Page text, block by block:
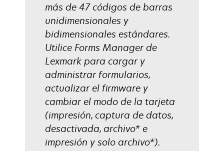
más de 47 códigos de barras
unidimensionales y
bidimensionales estándares.
Utilice Forms Manager de
Lexmark para cargar y
administrar formularios,
actualizar el firmware y
cambiar el modo de la tarjeta
(impresión, captura de datos,
desactivada, archivo* e
impresión y solo archivo*).